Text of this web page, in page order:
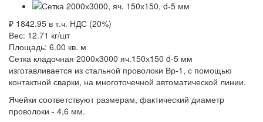
₽ 1842.95 в т.ч. НДС (20%)
Вес: 12.71 кг/шт
Площадь: 6.00 кв. м
Сетка кладочная 2000х3000 яч.150х150 d-5 мм
изготавливается из стальной проволоки Вр-1, с помощью
контактной сварки, на многоточечной автоматической линии.
Ячейки соответствуют размерам, фактический диаметр
проволоки - 4,6 мм.